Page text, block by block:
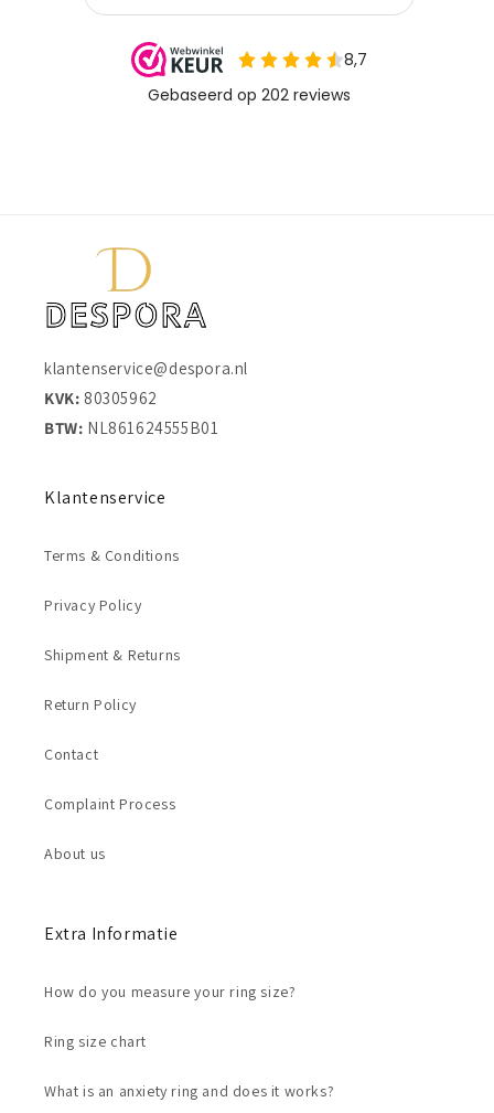
klantenservice@despora.nl
KVK: 80305962
BTW: NL861624555B01
Klantenservice
Terms & Conditions
Privacy Policy
Shipment & Returns
Return Policy
Contact
Complaint Process
About us
Extra Informatie
How do you measure your ring size?
Ring size chart
What is an anxiety ring and does it works?